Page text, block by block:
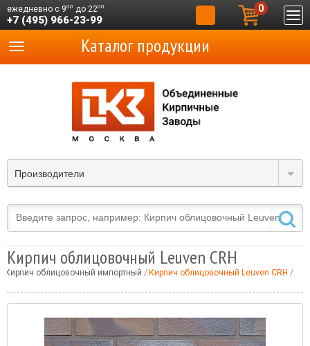
ежедневно с 900 до 2200
+7 (495) 966-23-99
0
Производители
Каталог продукции
Кирпич облицовочный Leuven CRH
Кирпич облицовочный импортный Кирпич облицовочный Leuven CRH